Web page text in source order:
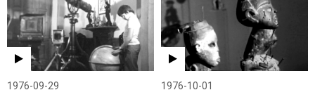
1976-09-29 1976-10-01